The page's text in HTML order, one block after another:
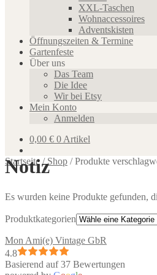
XXL-Taschen
Wohnaccessoires
Adventskisten
Öffnungszeiten & Termine
Gartenfeste
Über uns
Das Team
Die Idee
Wir bei Etsy
Mein Konto
Anmelden
0,00 € 0 Artikel
Startseite / Shop /Produkte
Notiz
Es wurden keine Produkte gefunden,
Produktkategorien
Mon Ami(e) Vintage GbR
4.8
Basierend auf 37 Bewertungen